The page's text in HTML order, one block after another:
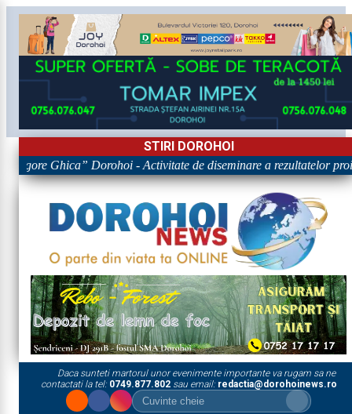
STIRI DOROHOI
Ghica” Dorohoi - Activitate de diseminare a rezultatelor
Daca sunteti martorul unor evenimente importante va rugam sa ne
contactati la tel: 0749.877.802sau email: redactia@dorohoinews.ro